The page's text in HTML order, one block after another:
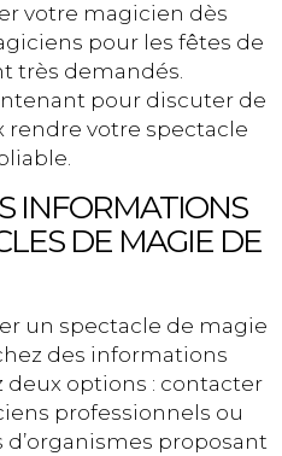
votre magicien dès
pour les fêtes de
très demandés.
pour discuter de
rendre votre spectacle
INFORMATIONS
DE MAGIE DE
un spectacle de magie
des informations
deux options : contacter
professionnels ou
proposant